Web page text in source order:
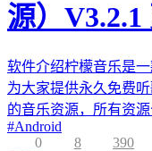
源）V3.2.1
软件介绍柠檬音乐是
为大家提供永久免费
的音乐资源，所有资
#Android
0
8 390